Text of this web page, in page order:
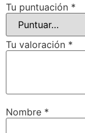
Tu puntuación *
Tu valoración *
Nombre *